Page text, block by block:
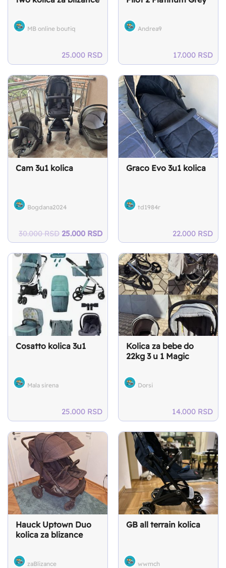
MB online boutiq
25.000 RSD
Andrea9
17.000 RSD
Cam 3u1 kolica
Bogdana2024
30.000RSD Original
price
was:
30.000 RSD.
25.000 RSDCurrent
price
is:
25.000 RSD.
Graco Evo 3u1 kolica
td1984r
22.000 RSD
Cosatto kolica 3u1
Mala sirena
25.000 RSD
Kolica za bebe do
22kg 3 u 1 Magic
Dorsi
14.000 RSD
Hauck Uptown Duo
kolica za blizance
zaBlizance
GB all terrain kolica
wwmch